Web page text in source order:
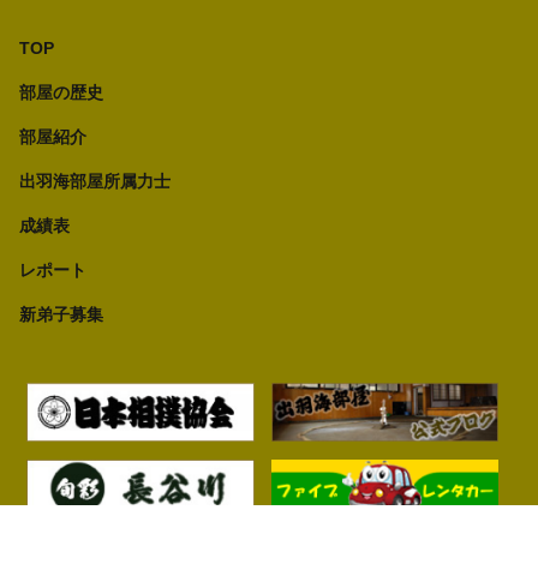
TOP
部屋の歴史
部屋紹介
出羽海部屋所属力士
成績表
レポート
新弟子募集